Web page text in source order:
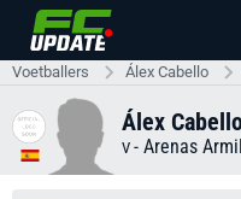
Voetballers Álex Cabello
Álex
V - Arenas